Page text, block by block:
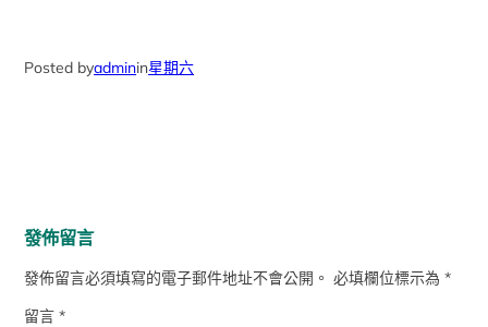
Posted byadminin星期六
發佈留言
發佈留言必須填寫的電子郵件地址不會公開。 必填欄位標示為*
留言*